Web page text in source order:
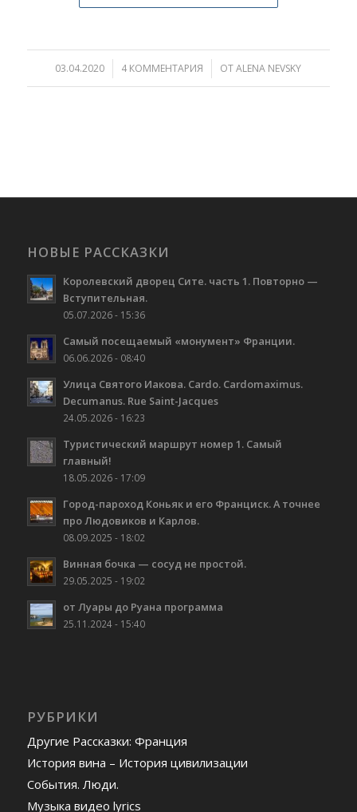
03.04.2020
/ 4 КОММЕНТАРИЯ
/ ОТALENA NEVSKY
НОВЫЕ РАССКАЗКИ
Королевский дворец Сите. часть 1. Повторно —
Вступительная.
05.07.2026 - 15:36
Самый посещаемый «монумент» Франции.
06.06.2026 - 08:40
Улица Святого Иакова. Cardo. Cardomaximus.
Decumanus. Rue Saint-Jacques
24.05.2026 - 16:23
Туристический маршрут номер 1. Самый
главный!
18.05.2026 - 17:09
Город-пароход Коньяк и его Франциск. А точнее
про Людовиков и Карлов.
08.09.2025 - 18:02
Винная бочка — сосуд не простой.
29.05.2025 - 19:02
от Луары до Руана программа
25.11.2024 - 15:40
РУБРИКИ
Другие Рассказки: Франция
История вина – История цивилизации
События. Люди.
Музыка видео lyrics